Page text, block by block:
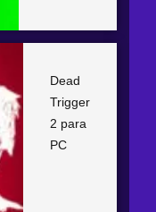
Dead
Trigger
2 para
PC